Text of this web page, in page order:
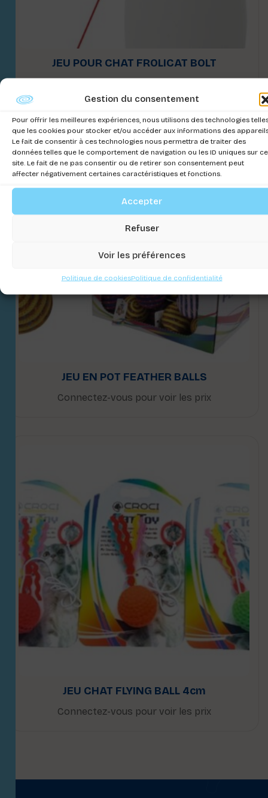
Gestion du consentement
Pour offrir les meilleures expériences, nous utilisons des technologies
que les cookies pour stocker et/ou accéder aux informations des
Le fait de consentir à ces technologies nous permettra de traiter des
données telles que le comportement de navigation ou les ID uniques sur ce
site. Le fait de ne pas consentir ou de retirer son consentement peut
affecter négativement certaines caractéristiques et fonctions.
Accepter
Refuser
Voir les préférences
Politique de cookiesPolitique de confidentialité
JEU POUR CHAT FROLICAT BOLT
JEU EN POT FEATHER BALLS
Connectez-vous pour voir les prix
JEU CHAT FLYING BALL 4cm
Connectez-vous pour voir les prix